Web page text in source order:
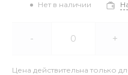
Нет в наличии
- +
Цена действительна только